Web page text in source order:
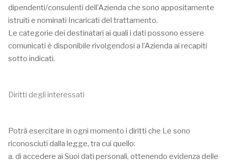
dipendenti/consulenti dell’Azienda che sono appositamente
istruiti e nominati Incaricati del trattamento.
Le categorie dei destinatari ai quali i dati possono essere
comunicati è disponibile rivolgendosi a l’Azienda ai recapiti
sotto indicati.
Diritti degli interessati
Potrà esercitare in ogni momento i diritti che Le sono
riconosciuti dalla legge, tra cui quello:
a. di accedere ai Suoi dati personali, ottenendo evidenza delle